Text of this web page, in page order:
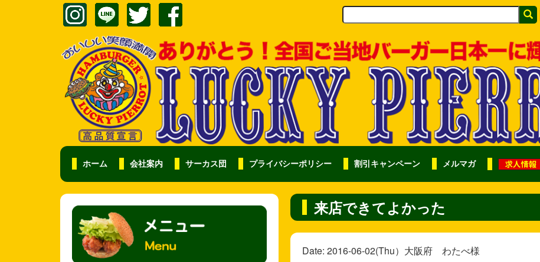
ホーム 会社案内 サーカス団 プライバシーポリシー 割引キャンペーン メルマガ
来店できてよかった
Date: 2016-06-02(Thu）大阪府 わたべ様